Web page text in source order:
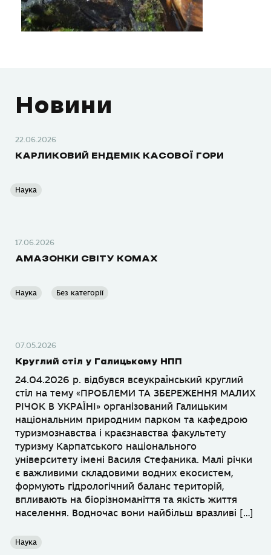
Новини
22.06.2026
КАРЛИКОВИЙ ЕНДЕМІК КАСОВОЇ ГОРИ
Наука
17.06.2026
АМАЗОНКИ СВІТУ КОМАХ
Наука Без категорії
07.05.2026
Круглий стіл у Галицькому НПП
24.04.2026 р. відбувся всеукраїнський круглий
стіл на тему «ПРОБЛЕМИ ТА ЗБЕРЕЖЕННЯ МАЛИХ
РІЧОК В УКРАЇНІ» організований Галицьким
національним природним парком та кафедрою
туризмознавства і краєзнавства факультету
туризму Карпатського національного
університету імені Василя Стефаника. Малі річки
є важливими складовими водних екосистем,
формують гідрологічний баланс територій,
впливають на біорізноманіття та якість життя
населення. Водночас вони найбільш вразливі […]
Наука